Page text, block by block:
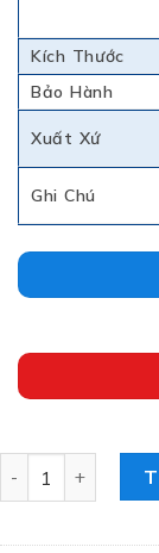
Kích Thước
Bảo Hành
Xuất Xứ
Ghi Chú
Ghế Hội Thảo Học